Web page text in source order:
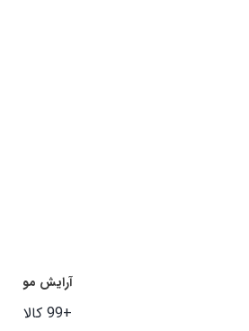
آرایش مو
+99 کالا